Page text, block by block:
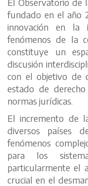
fundado en el año
innovación en la
fenómenos de la
constituye un
discusión
con el objetivo de
estado de
normas jurídicas.
El incremento de
diversos países
fenómenos
para los
particularmente el
crucial en el